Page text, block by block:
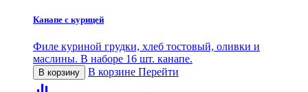
Канапе с курицей
Филе куриной грудки, хлеб тостовый, оливки и
маслины. В наборе 16 шт. канапе.
В корзину В корзине Перейти